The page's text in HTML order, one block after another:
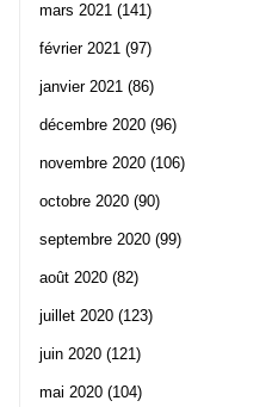
mars 2021 (141)
février 2021 (97)
janvier 2021 (86)
décembre 2020 (96)
novembre 2020 (106)
octobre 2020 (90)
septembre 2020 (99)
août 2020 (82)
juillet 2020 (123)
juin 2020 (121)
mai 2020 (104)